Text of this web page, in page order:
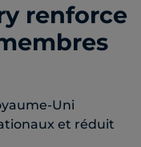
renforce
Uni
et réduit